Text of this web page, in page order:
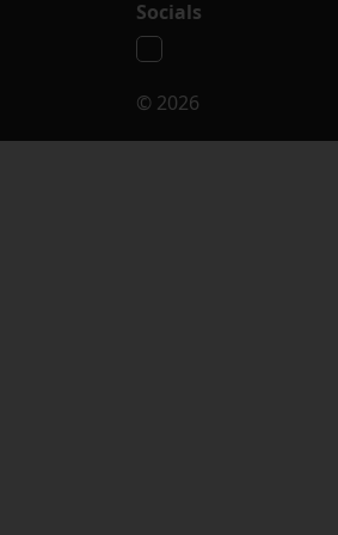
Socials
© 2026